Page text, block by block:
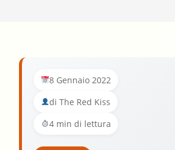
8 Gennaio 2022
di The Red Kiss
4 min di lettura